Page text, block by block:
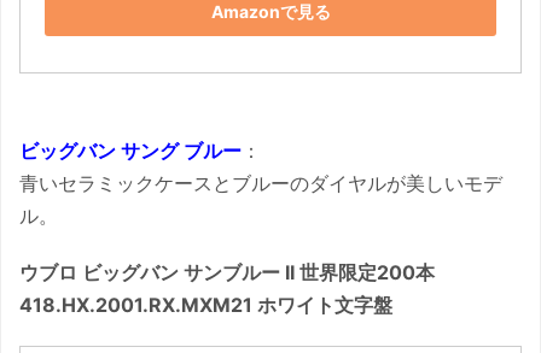
Amazonで見る
ビッグバン サング ブルー ：
青いセラミックケースとブルーのダイヤルが美しいモデ
ル。
ウブロ ビッグバン サンブルー II 世界限定200本
418.HX.2001.RX.MXM21 ホワイト文字盤